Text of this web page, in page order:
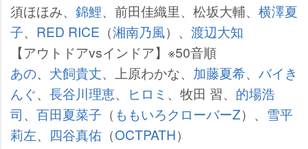
須ほほみ、 錦鯉、前田佳織里、松坂大輔、 横澤夏
子、 RED RICE （湘南乃風）、 渡辺大知
【アウトドアvsインドア】※50音順
あの、 犬飼貴丈、上原わかな、 加藤夏希、 バイき
んぐ、 長谷川理恵、 ヒロミ 、牧田 習、 的場浩
司、 百田夏菜子 （ ももいろクローバーZ）、 雪平
莉左、 四谷真佑 （OCTPATH）